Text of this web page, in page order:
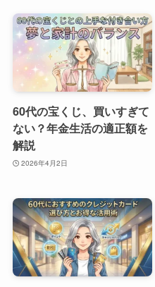
60代の宝くじ、買いすぎて
ない？年金生活の適正額を
解説
2026年4月2日